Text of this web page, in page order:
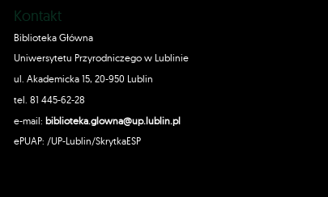
Kontakt
Biblioteka Główna
Uniwersytetu Przyrodniczego w Lublinie
ul. Akademicka 15, 20-950 Lublin
tel. 81 445-62-28
e-mail: biblioteka.glowna@up.lublin.pl
ePUAP: /UP-Lublin/SkrytkaESP